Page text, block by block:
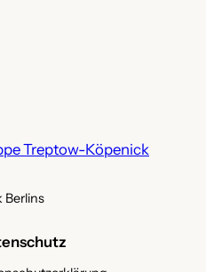
Treptow-Köpenick
Berlins